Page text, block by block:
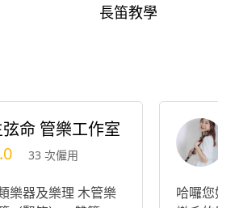
長笛教學
命 管樂工作室
33 次僱用
樂器及樂理 木管樂
哈囉您好